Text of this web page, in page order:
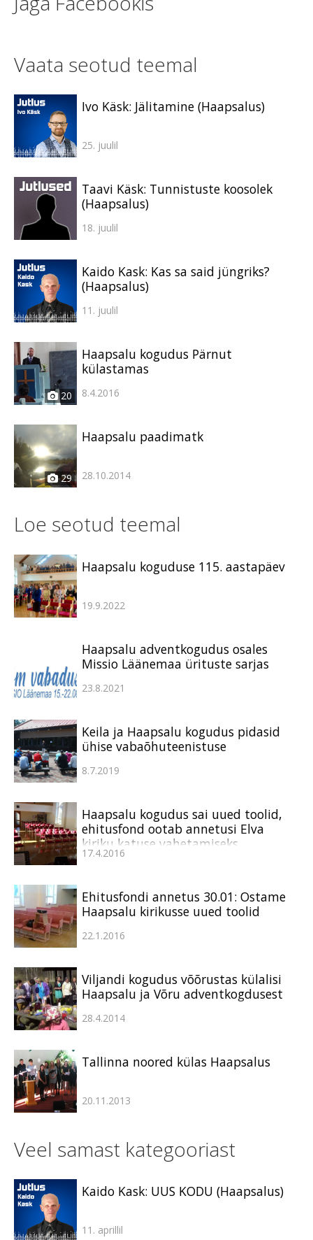
Vaata seotud teemal
Ivo Käsk: Jälitamine (Haapsalus)
25. juulil
Taavi Käsk: Tunnistuste koosolek
(Haapsalus)
18. juulil
Kaido Kask: Kas sa said jüngriks?
(Haapsalus)
11. juulil
20
Haapsalu kogudus Pärnut
külastamas
8.4.2016
29
Haapsalu paadimatk
28.10.2014
Loe seotud teemal
Haapsalu koguduse 115. aastapäev
19.9.2022
Haapsalu adventkogudus osales
Missio Läänemaa ürituste sarjas
23.8.2021
Keila ja Haapsalu kogudus pidasid
ühise vabaõhuteenistuse
8.7.2019
Haapsalu kogudus sai uued toolid,
ehitusfond ootab annetusi Elva
kiriku katuse vahetamiseks
17.4.2016
Ehitusfondi annetus 30.01: Ostame
Haapsalu kirikusse uued toolid
22.1.2016
Viljandi kogudus võõrustas külalisi
Haapsalu ja Võru adventkogdusest
28.4.2014
Tallinna noored külas Haapsalus
20.11.2013
Veel samast kategooriast
Kaido Kask: UUS KODU (Haapsalus)
11. aprillil